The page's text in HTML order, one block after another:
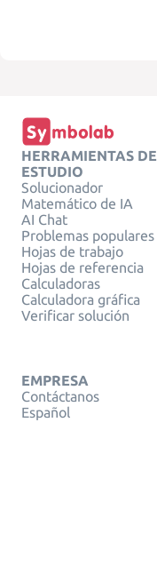
HERRAMIENTAS DE
ESTUDIO
Solucionador
Matemático de IA
AI Chat
Problemas populares
Hojas de trabajo
Hojas de referencia
Calculadoras
Calculadora gráfica
Verificar solución
EMPRESA
Contáctanos
Español